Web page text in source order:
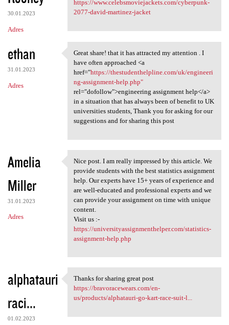
30.01.2023
Adres
https://www.celebsmoviejackets.com/cyberpunk-
2077-david-martinez-jacket
ethan
31.01.2023
Adres
Great share! that it has
Great share! that it has attracted my attention . I
have often approached <a
href="https://thestudenthelpline.com/uk/engineeri
ng-assignment-help.php"
rel="dofollow">engineering assignment help</a>
in a situation that has always been of benefit to UK
universities students, Thank you for asking for our
suggestions and for sharing this post
Amelia
Miller
31.01.2023
Adres
Nice post. I am really
Nice post. I am really impressed by this article. We
provide students with the best statistics assignment
help. Our experts have 15+ years of experience and
are well-educated and professional experts and we
can provide your assignment on time with unique
content.
Visit us :-
https://universityassignmenthelper.com/statistics-
assignment-help.php
alphatauri
raci...
01.02.2023
Thanks for sharing great post
Thanks for sharing great post
https://bravoracewears.com/en-
us/products/alphatauri-go-kart-race-suit-l...